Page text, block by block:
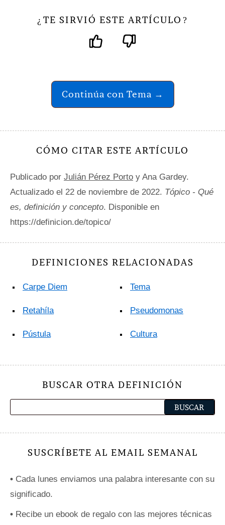
¿ TE SIRVIÓ ESTE ARTÍCULO ?
Continúa con Tema →
CÓMO CITAR ESTE ARTÍCULO
Publicado por Julián Pérez Porto y Ana Gardey.
Actualizado el 22 de noviembre de 2022. Tópico - Qué
es, definición y concepto. Disponible en
https://definicion.de/topico/
DEFINICIONES RELACIONADAS
Carpe Diem
Retahíla
Pústula
Tema
Pseudomonas
Cultura
BUSCAR OTRA DEFINICIÓN
SUSCRÍBETE AL EMAIL SEMANAL
• Cada lunes enviamos una palabra interesante con su
significado.
• Recibe un ebook de regalo con las mejores técnicas